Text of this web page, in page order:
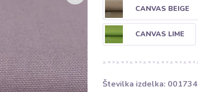
CANVAS BEIGE
CANVAS LIME
Številka izdelka: 001734